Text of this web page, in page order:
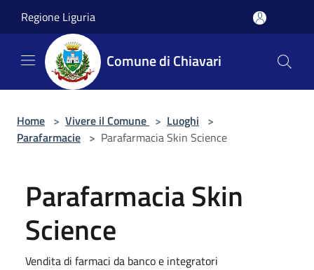
Regione Liguria
Comune di Chiavari
Home > Vivere il Comune > Luoghi >
Parafarmacie > Parafarmacia Skin Science
Parafarmacia Skin
Science
Vendita di farmaci da banco e integratori